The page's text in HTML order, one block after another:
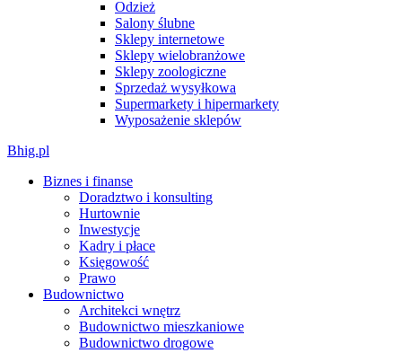
Odzież
Salony ślubne
Sklepy internetowe
Sklepy wielobranżowe
Sklepy zoologiczne
Sprzedaż wysyłkowa
Supermarkety i hipermarkety
Wyposażenie sklepów
Bhig.pl
Biznes i finanse
Doradztwo i konsulting
Hurtownie
Inwestycje
Kadry i płace
Księgowość
Prawo
Budownictwo
Architekci wnętrz
Budownictwo mieszkaniowe
Budownictwo drogowe